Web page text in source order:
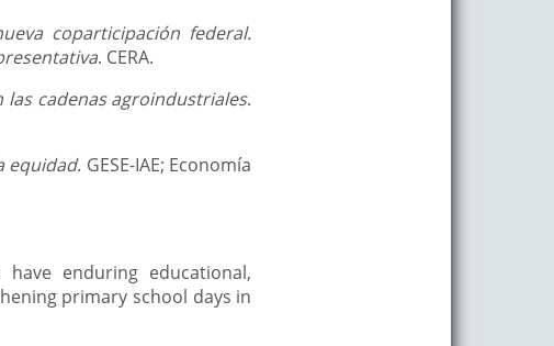
coparticipación federal.
. CERA.
cadenas agroindustriales.
equidad. GESE-IAE; Economía
enduring educational,
primary school days in